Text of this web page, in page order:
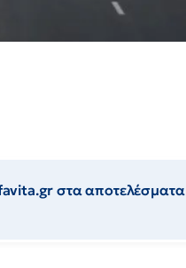
στα αποτελέσματα